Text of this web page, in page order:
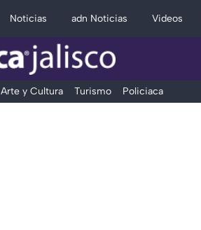
Noticias adn Noticias Videos
Arte y Cultura Turismo Policiaca